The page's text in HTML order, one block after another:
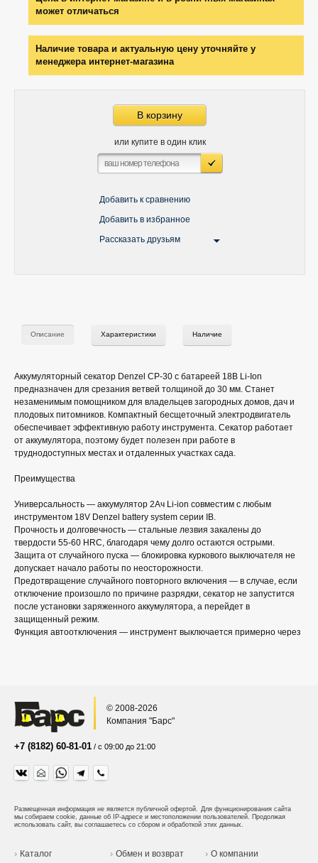
может отличаться
Наличие товара и актуальную цену уточняйте у
менеджера интернет-магазина
В корзину
или купите в один клик
Добавить к сравнению
Добавить в избранное
Рассказать друзьям
Описание Характеристики Наличие
Аккумуляторный секатор Denzel CP-30 с батареей 18В Li-Ion
предназначен для срезания ветвей толщиной до 30 мм. Станет
незаменимым помощником для владельцев загородных домов, дач и
плодовых питомников. Компактный бесщеточный электродвигатель
обеспечивает эффективную работу инструмента. Секатор работает
от аккумулятора, поэтому будет полезен при работе в
труднодоступных местах и отдаленных участках сада.
Преимущества
Универсальность — аккумулятор 2Ач Li-ion совместим с любым
инструментом 18V Denzel battery system серии IB.
Прочность и долговечность — стальные лезвия закалены до
твердости 55-60 HRC, благодаря чему долго остаются острыми.
Защита от случайного пуска — блокировка куркового выключателя не
допускает начало работы по неосторожности.
Предотвращение случайного повторного включения — в случае, если
отключение произошло по причине разрядки, секатор не запустится
после установки заряженного аккумулятора, а перейдет в
защищенный режим.
Функция автоотключения — инструмент выключается примерно через
© 2008-2026
Компания "Барс"
+7 (8182) 60-81-01 / с 09:00 до 21:00
Размещенная информация не является публичной офертой. Для функционирования сайта
мы собираем cookie, данные об IP-адресе и местоположении пользователей. Продолжая
использовать сайт, вы соглашаетесь со сбором и обработкой этих данных.
Каталог Обмен и возврат О компании